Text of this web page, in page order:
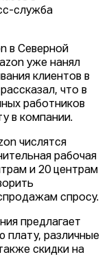
служба
в Северной
уже нанял
клиентов в
что в
работников
в компании.
числятся
рабочая
и 20 центрам
спросу.
предлагает
плату, различные
скидки на